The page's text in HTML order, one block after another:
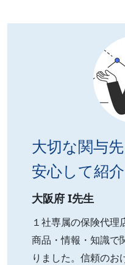
大切な関与
安心して紹
大阪府 I先生
１社専属の保険代理
商品・情報・知識で
りました。信頼のお